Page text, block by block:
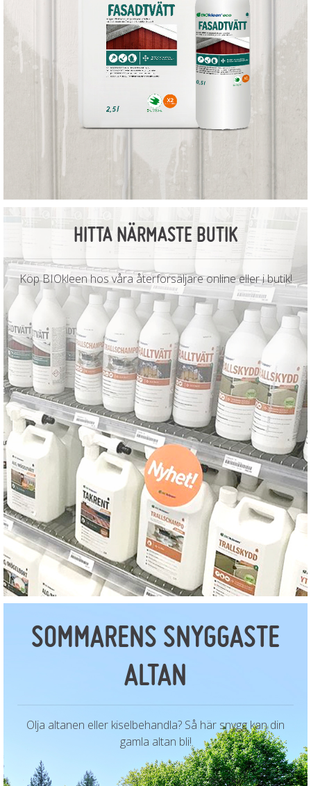
HITTA NÄRMASTE BUTIK
Köp BIOkleen hos våra återförsäljare online eller i butik!
SOMMARENS SNYGGASTE
ALTAN
Olja altanen eller kiselbehandla? Så här snygg kan din
gamla altan bli!